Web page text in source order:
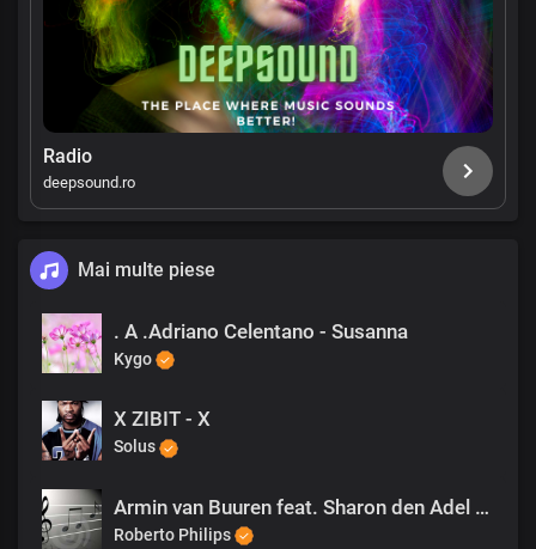
Radio
deepsound.ro
Mai multe piese
. A .Adriano Celentano - Susanna
Kygo
X ZIBIT - X
Solus
Armin van Buuren feat. Sharon den Adel - In And Out Of Love
Roberto Philips